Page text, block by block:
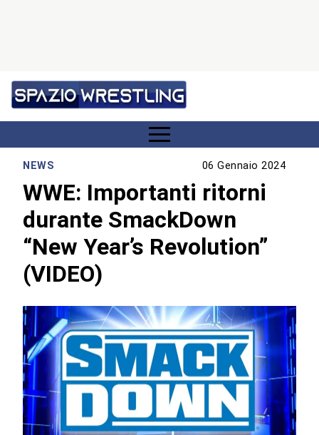
NEWS 06 Gennaio 2024
WWE: Importanti ritorni
durante SmackDown
“New Year’s Revolution”
(VIDEO)